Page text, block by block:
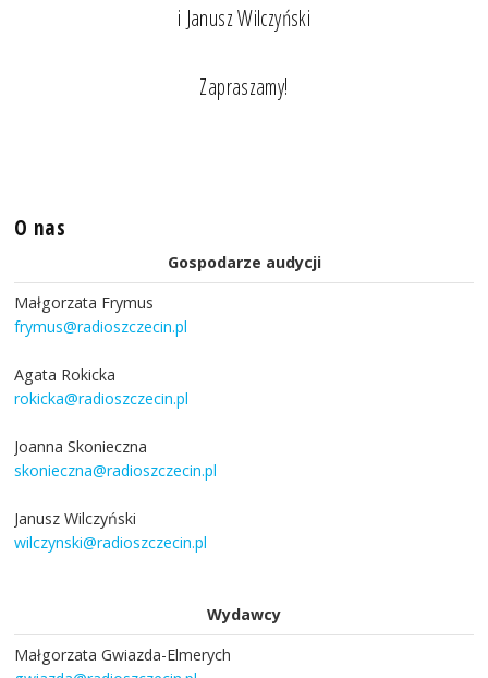
i Janusz Wilczyński
Zapraszamy!
O nas
Gospodarze audycji
Małgorzata Frymus
frymus@radioszczecin.pl
Agata Rokicka
rokicka@radioszczecin.pl
Joanna Skonieczna
skonieczna@radioszczecin.pl
Janusz Wilczyński
wilczynski@radioszczecin.pl
Wydawcy
Małgorzata Gwiazda-Elmerych